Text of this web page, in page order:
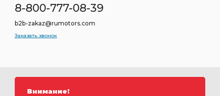
8-800-777-08-39
b2b-zakaz@rumotors.com
Заказать звонок
Внимание!